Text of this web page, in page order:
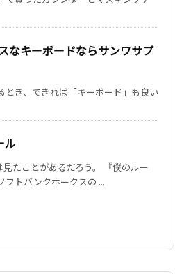
なキーボードならサンワサプ
き、できれば「キーボード」も良い
ル
たことがあるだろう。 『僕のルー
フトバンクホークスの ...